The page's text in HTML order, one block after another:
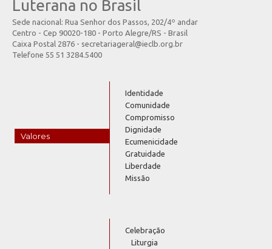
Luterana no Brasil
Sede nacional: Rua Senhor dos Passos, 202/4º andar
Centro - Cep 90020-180 - Porto Alegre/RS - Brasil
Caixa Postal 2876 - secretariageral@ieclb.org.br
Telefone 55 51 3284.5400
Valores
Identidade
Comunidade
Compromisso
Dignidade
Ecumenicidade
Gratuidade
Liberdade
Missão
Celebração
Liturgia